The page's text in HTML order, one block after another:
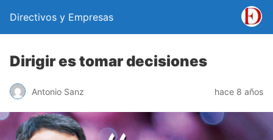
Directivos y Empresas
Dirigir es tomar decisiones
Antonio Sanz hace 8 años